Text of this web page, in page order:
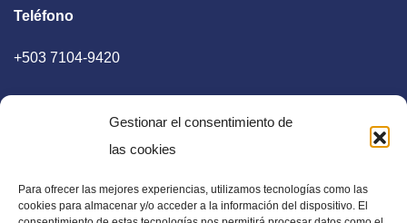
Gestionar el consentimiento de
las cookies
Para ofrecer las mejores experiencias, utilizamos tecnologías como las
cookies para almacenar y/o acceder a la información del dispositivo. El
Teléfono
+503 7104-9420
E-mail